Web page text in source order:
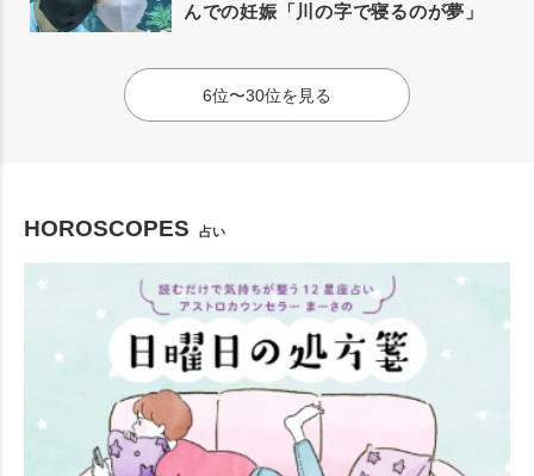
んでの妊娠「川の字で寝るのが夢」
6位〜30位を見る
HOROSCOPES 占い